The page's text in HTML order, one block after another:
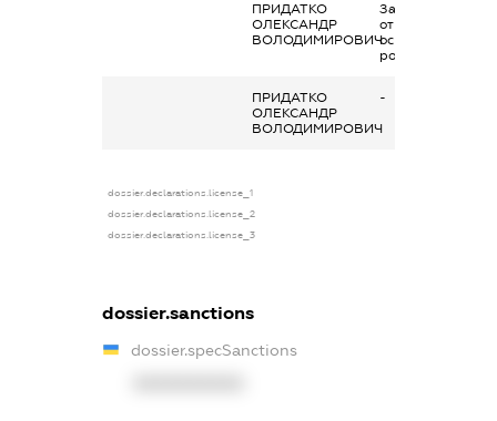
ПРИДАТКО
ОЛЕКСАНДР
ВОЛОДИМИРОВИЧ
Заробітна плата
отримана за
основним місцем
роботи
ПРИДАТКО
ОЛЕКСАНДР
ВОЛОДИМИРОВИЧ
-
dossier.declarations.license_1
dossier.declarations.license_2
dossier.declarations.license_3
dossier.sanctions
dossier.specSanctions